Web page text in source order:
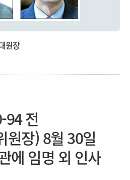
원장
94 전
원장) 8월 30일
에 임명 외 인사